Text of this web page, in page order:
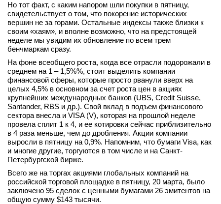
Но тот факт, с каким напором шли покупки в пятницу,
свидетельствует о том, что покорение исторических
вершин не за горами. Остальные индексы также близки к
своим «хаям», и вполне возможно, что на предстоящей
неделе мы увидим их обновление по всем трем
бенчмаркам сразу.
На фоне всеобщего роста, когда все отрасли подорожали в
среднем на 1 – 1,5%%, стоит выделить компании
финансовой сферы, которые просто рванули вверх на
целых 4,5% в основном за счет роста цен в акциях
крупнейших международных банков (UBS, Credit Suisse,
Santander, RBS и др.). Свой вклад в подъем финансового
сектора внесла и VISA (V), которая на прошлой неделе
провела сплит 1 к 4, и ее котировки сейчас приблизительно
в 4 раза меньше, чем до дробления. Акции компании
выросли в пятницу на 0,9%. Напомним, что бумаги Visa, как
и многие другие, торгуются в том числе и на Санкт-
Петербургской бирже.
Всего же на торгах акциями глобальных компаний на
российской торговой площадке в пятницу, 20 марта, было
заключено 95 сделок с ценными бумагами 26 эмитентов на
общую сумму $143 тысячи.